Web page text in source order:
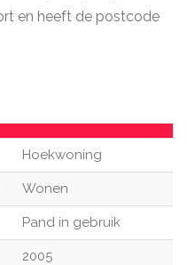
en heeft de postcode
Hoekwoning
Wonen
Pand in gebruik
2005